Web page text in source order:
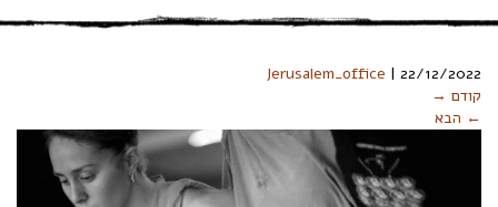
Jerusalem_office | 22/12/2022
קודם →
← הבא